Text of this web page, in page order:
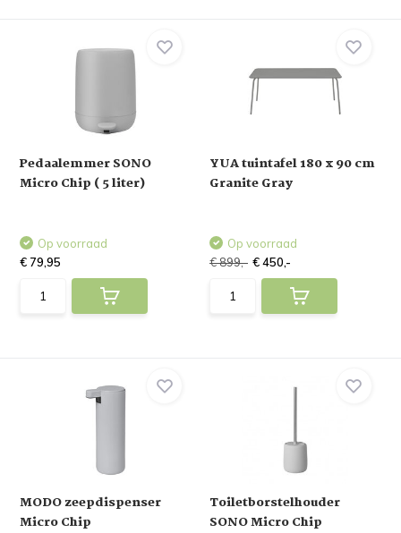
Pedaalemmer SONO
Micro Chip ( 5 liter)
Op voorraad
€ 79,95
YUA tuintafel 180 x 90 cm
Granite Gray
Op voorraad
€ 899,- € 450,-
MODO zeepdispenser
Micro Chip
Toiletborstelhouder
SONO Micro Chip